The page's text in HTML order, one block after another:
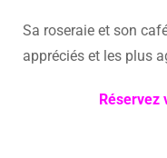
Sa roseraie et son
appréciés et les plus
Réservez